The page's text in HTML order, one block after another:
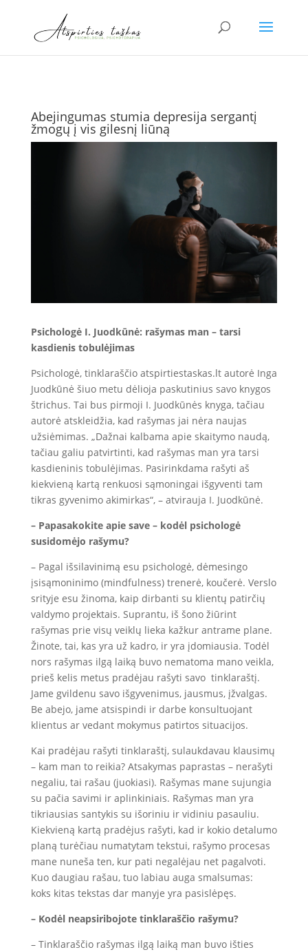
Abejingumas stumia depresija sergantį
žmogų į vis gilesnį liūną
Psichologė I. Juodkūnė: rašymas man – tarsi
kasdienis tobulėjimas
Psichologė, tinklaraščio atspirtiestaskas.lt autorė Inga
Juodkūnė šiuo metu dėlioja paskutinius savo knygos
štrichus. Tai bus pirmoji I. Juodkūnės knyga, tačiau
autorė atskleidžia, kad rašymas jai nėra naujas
užsiėmimas. „Dažnai kalbama apie skaitymo naudą,
tačiau galiu patvirtinti, kad rašymas man yra tarsi
kasdieninis tobulėjimas. Pasirinkdama rašyti aš
kiekvieną kartą renkuosi sąmoningai išgyventi tam
tikras gyvenimo akimirkas“, – atvirauja I. Juodkūnė.
– Papasakokite apie save – kodėl psichologė
susidomėjo rašymu?
– Pagal išsilavinimą esu psichologė, dėmesingo
įsisąmoninimo (mindfulness) trenerė, koučerė. Verslo
srityje esu žinoma, kaip dirbanti su klientų patirčių
valdymo projektais. Suprantu, iš šono žiūrint
rašymas prie visų veiklų lieka kažkur antrame plane.
Žinote, tai, kas yra už kadro, ir yra įdomiausia. Todėl
nors rašymas ilgą laiką buvo nematoma mano veikla,
prieš kelis metus pradėjau rašyti savo tinklaraštį.
Jame gvildenu savo išgyvenimus, jausmus, įžvalgas.
Be abejo, jame atsispindi ir darbe konsultuojant
klientus ar vedant mokymus patirtos situacijos.
Kai pradėjau rašyti tinklaraštį, sulaukdavau klausimų
– kam man to reikia? Atsakymas paprastas – nerašyti
negaliu, tai rašau (juokiasi). Rašymas mane sujungia
su pačia savimi ir aplinkiniais. Rašymas man yra
tikriausias santykis su išoriniu ir vidiniu pasauliu.
Kiekvieną kartą pradėjus rašyti, kad ir kokio detalumo
planą turėčiau numatytam tekstui, rašymo procesas
mane nuneša ten, kur pati negalėjau net pagalvoti.
Kuo daugiau rašau, tuo labiau auga smalsumas:
koks kitas tekstas dar manyje yra pasislėpęs.
– Kodėl neapsiribojote tinklaraščio rašymu?
– Tinklaraščio rašymas ilgą laiką man buvo išties